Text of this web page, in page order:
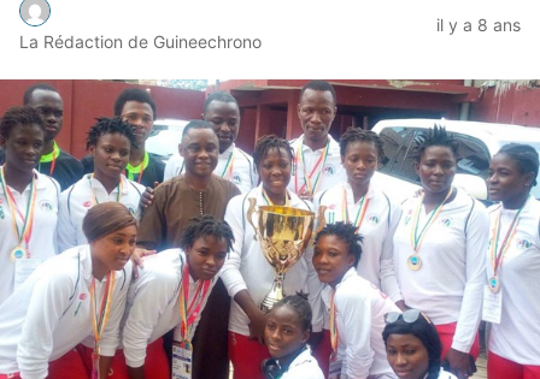
La Rédaction de Guineechrono
il y a 8 ans